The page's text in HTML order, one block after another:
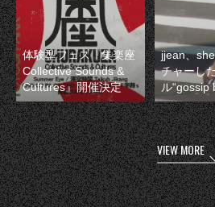
体験型フェス『集楽座
Collective Sounds &
Cultures』開催決定
jjean、
チャーし
ル“gossip
VIEW MORE